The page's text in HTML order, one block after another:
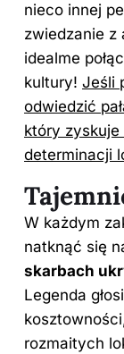
nieco innej
zwiedzanie z
idealme
kultury! Jeśli
odwiedzić
który
determinacji
W każdym
natknąć się
skarbach
Legenda
rozmaitych